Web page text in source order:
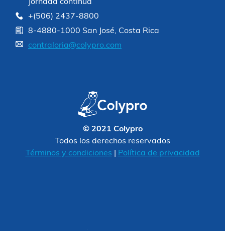
Jornada continua
+(506) 2437-8800
8-4880-1000 San José, Costa Rica
contraloria@colypro.com
© 2021 Colypro
Todos los derechos reservados
Términos y condiciones
Política de privacidad